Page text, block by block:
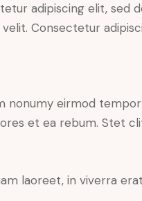
adipiscing elit, sed
Consectetur
eirmod
et ea rebum. Stet
laoreet, in viverra